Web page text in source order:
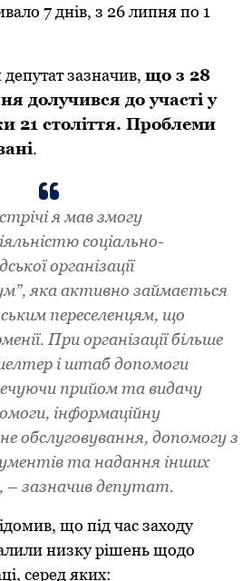
7 днів, з 26 липня по 1
депутат зазначив, що з 28
долучився до участі у
21 століття. Проблеми
.
я мав змогу
соціально-
організації
яка активно займається
переселенцям, що
При організації більше
i штаб допомоги
прийом та видачу
інформаційну
обслуговування, допомогу з
та надання інших
– зазначив депутат.
що під час заходу
низку рішень щодо
серед яких: